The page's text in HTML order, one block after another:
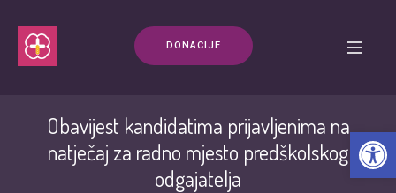
DONACIJE
Obavijest kandidatima prijavljenima na
natječaj za radno mjesto predškolskog
odgajatelja